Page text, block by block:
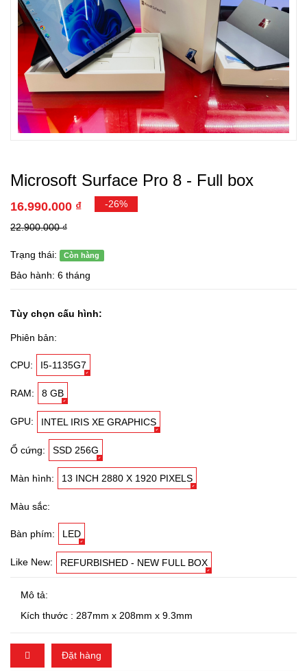
Microsoft Surface Pro 8 - Full box
16.990.000 ₫ -26%
22.900.000 ₫
Trạng thái: Còn hàng
Bảo hành: 6 tháng
Tùy chọn cấu hình:
Phiên bản:
CPU: I5-1135G7
RAM: 8 GB
GPU: INTEL IRIS XE GRAPHICS
Ổ cứng: SSD 256G
Màn hình: 13 INCH 2880 X 1920 PIXELS
Màu sắc:
Bàn phím: LED
Like New: REFURBISHED - NEW FULL BOX
Mô tả:
Kích thước : 287mm x 208mm x 9.3mm
Đặt hàng